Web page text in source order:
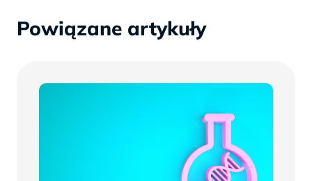
Powiązane artykuły